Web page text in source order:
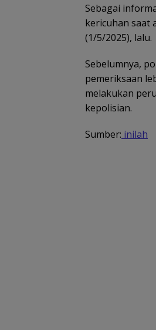
Sebagai
kericuhan saat
(1/5/2025), lalu.
Sebelumnya,
pemeriksaan
melakukan
kepolisian.
Sumber: inilah